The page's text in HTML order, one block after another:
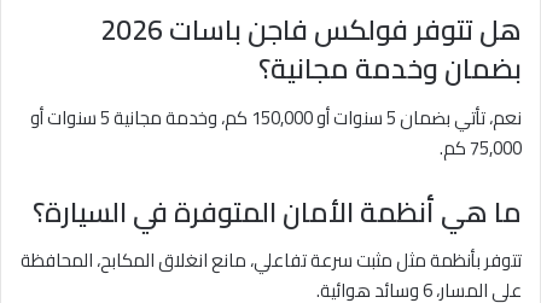
هل تتوفر فولكس فاجن باسات 2026
بضمان وخدمة مجانية؟
نعم، تأتي بضمان 5 سنوات أو 150,000 كم، وخدمة مجانية 5 سنوات أو
75,000 كم.
ما هي أنظمة الأمان المتوفرة في السيارة؟
تتوفر بأنظمة مثل مثبت سرعة تفاعلي، مانع انغلاق المكابح، المحافظة
على المسار، 6 وسائد هوائية.